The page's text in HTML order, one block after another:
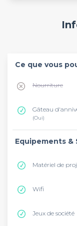
Ce que vous
Nourriture
Gâteau
(Oui)
Equipements &
Matériel de
Wifi
Jeux de société